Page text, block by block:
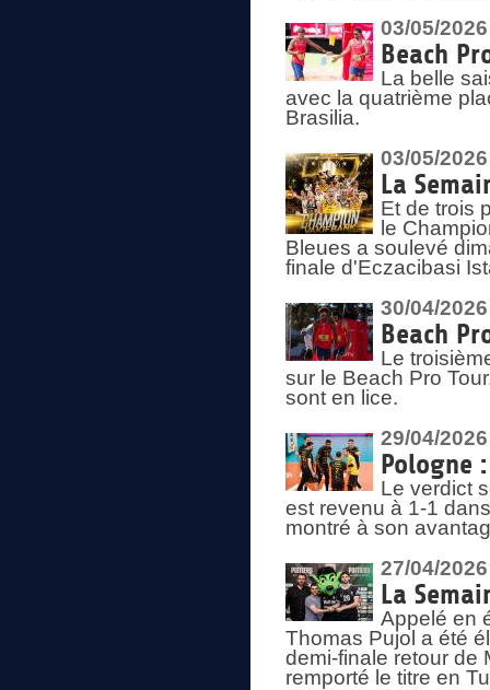
03/05/2026
Beach
La belle
avec la quatrième
Brasilia.
03/05/2026
La
Et de trois
le
Bleues a soulevé
finale d'Eczacibasi
30/04/2026
Beach
Le
sur le Beach Pro
sont en lice.
29/04/2026
Pologne
Le verdict
est revenu à 1-1
montré à son
27/04/2026
La
Appelé en
Thomas Pujol a été
demi-finale retour de
remporté le titre en